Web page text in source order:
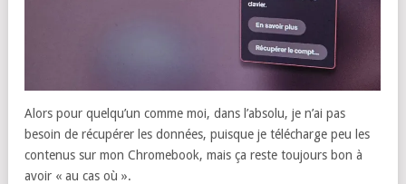
Alors pour quelqu’un comme moi, dans l’absolu, je n’ai pas
besoin de récupérer les données, puisque je télécharge peu les
contenus sur mon Chromebook, mais ça reste toujours bon à
avoir « au cas où ».